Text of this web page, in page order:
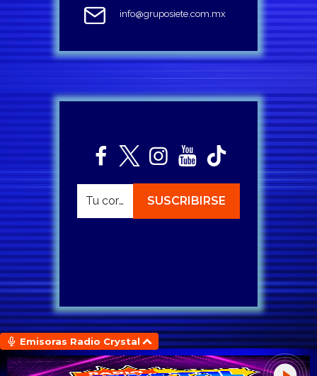
info@gruposiete.com.mx
Emisoras Radio Crystal